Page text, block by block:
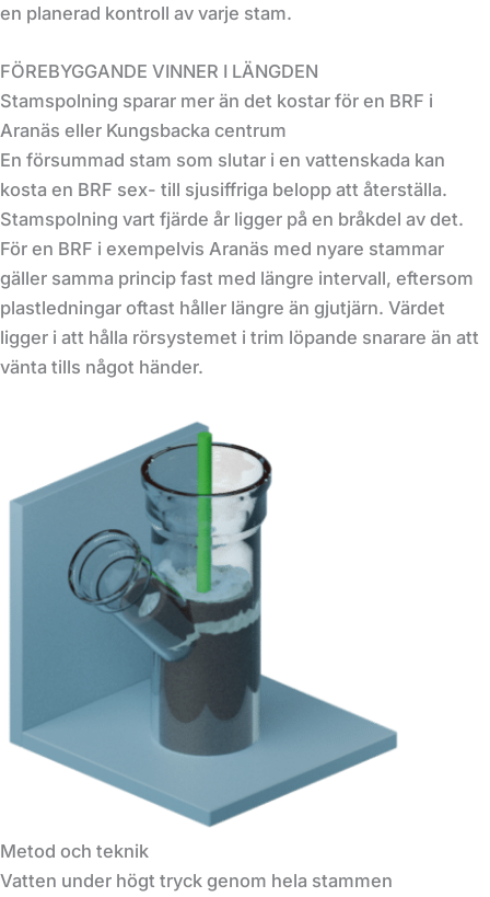
en planerad kontroll av varje stam.
FÖREBYGGANDE VINNER I LÄNGDEN
Stamspolning sparar mer än det kostar för en BRF i
Aranäs eller Kungsbacka centrum
En försummad stam som slutar i en vattenskada kan
kosta en BRF sex- till sjusiffriga belopp att återställa.
Stamspolning vart fjärde år ligger på en bråkdel av det.
För en BRF i exempelvis Aranäs med nyare stammar
gäller samma princip fast med längre intervall, eftersom
plastledningar oftast håller längre än gjutjärn. Värdet
ligger i att hålla rörsystemet i trim löpande snarare än att
vänta tills något händer.
Metod och teknik
Vatten under högt tryck genom hela stammen